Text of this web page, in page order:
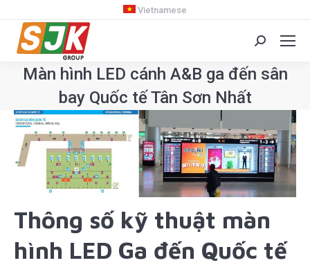
Vietnamese
Search:
Màn hình LED cánh A&B ga đến sân
bay Quốc tế Tân Sơn Nhất
Thông số kỹ thuật màn
hình LED Ga đến Quốc tế